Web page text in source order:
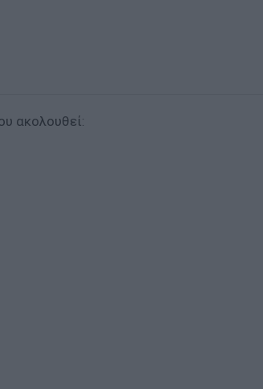
ακολουθεί: